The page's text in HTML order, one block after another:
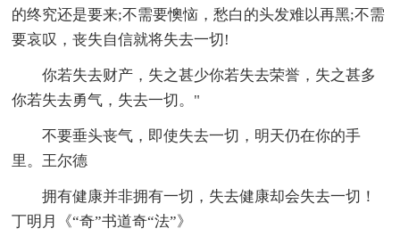
的终究还是要来;不需要懊恼，愁白的头发难以再黑;不需
要哀叹，丧失自信就将失去一切!
你若失去财产，失之甚少你若失去荣誉，失之甚多
你若失去勇气，失去一切。"
不要垂头丧气，即使失去一切，明天仍在你的手
里。王尔德
拥有健康并非拥有一切，失去健康却会失去一切！
丁明月《“奇”书道奇“法”》